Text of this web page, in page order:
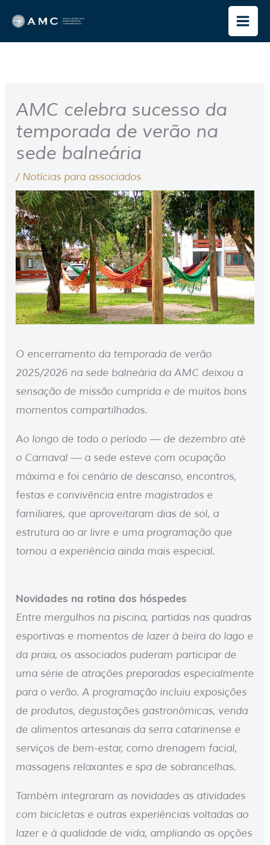
para
o
AMC celebra sucesso da
temporada de verão na
sede balneária
/ Notícias para associados
O encerramento da temporada de verão
2025/2026 na sede balneária da AMC deixou a
sensação de missão cumprida e de muitos bons
momentos compartilhados.
Ao longo de todo o período — de dezembro até
o Carnaval — a sede esteve com ocupação
máxima e foi cenário de descanso, encontros,
festas e convivência entre magistrados e
familiares, que aproveitaram dias de sol, a
estrutura ao ar livre e uma programação que
tornou a experiência ainda mais especial.
Novidades na rotina dos hóspedes
Entre mergulhos na piscina, partidas nas quadras
esportivas e momentos de lazer à beira do lago e
da praia, os associados puderam participar de
uma série de atrações preparadas especialmente
para o verão. A programação incluiu exposições
de produtos, degustações gastronômicas, venda
de alimentos artesanais da serra catarinense e
serviços de bem-estar, como drenagem facial,
massagens relaxantes e spa de sobrancelhas.
Também integraram as novidades as atividades
com bicicletas e outras experiências voltadas ao
lazer e à qualidade de vida, ampliando as opções